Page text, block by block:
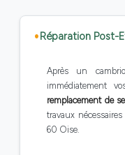
Réparation Post-
Après un
immédiatement
remplacement de
travaux
60 Oise.